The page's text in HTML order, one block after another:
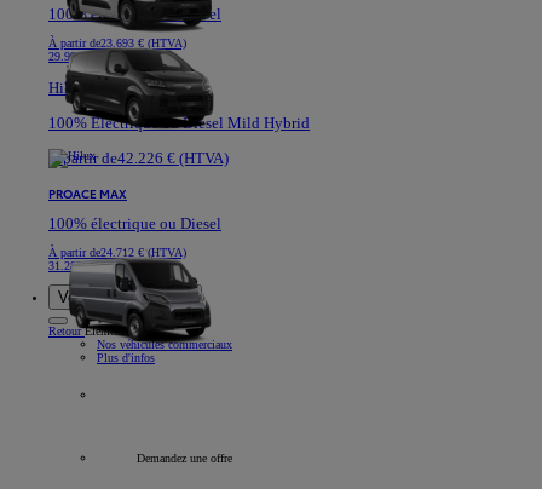
100% électrique ou Diesel
À partir de23.693 € (HTVA)
29.991 €
Hilux
100% Electrique ou Diesel Mild Hybrid
À partir de42.226 € (HTVA)
PROACE MAX
100% électrique ou Diesel
À partir de24.712 € (HTVA)
31.282 €
Voitures de société
RetourÉlément
Nos véhicules commerciaux
Plus d'infos
Demandez une offre